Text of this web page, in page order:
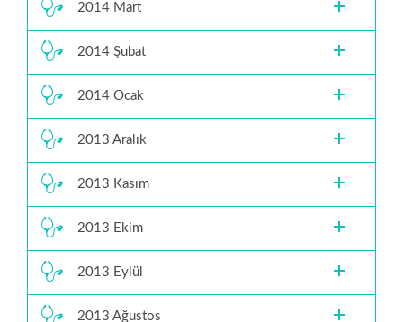
2014 Mart
2014 Şubat
2014 Ocak
2013 Aralık
2013 Kasım
2013 Ekim
2013 Eylül
2013 Ağustos